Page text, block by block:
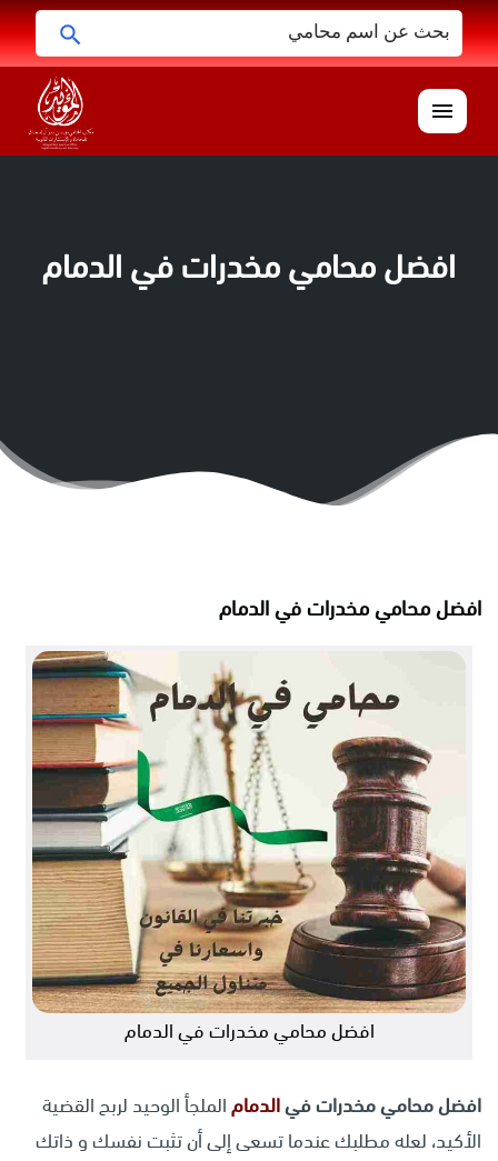
البحث
عن:
القائمة
افضل محامي مخدرات في الدمام
افضل محامي مخدرات في الدمام
افضل محامي مخدرات في الدمام
افضل محامي مخدرات فيالدمامالملجأ الوحيد لربح القضية
الأكيد، لعله مطلبك عندما تسعى إلى أن تثبت نفسك و ذاتك